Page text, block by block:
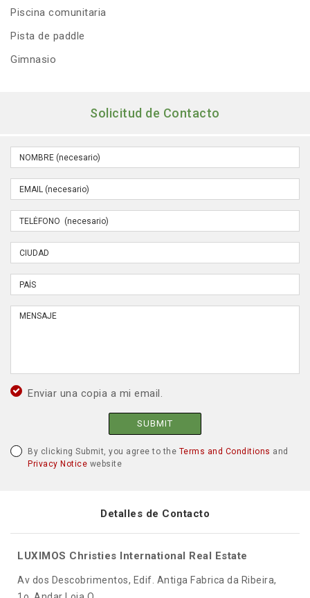
Piscina comunitaria
Pista de paddle
Gimnasio
Solicitud de Contacto
Enviar una copia a mi email.
SUBMIT
By clicking Submit, you agree to the Terms and Conditions and
Privacy Notice website
Detalles de Contacto
LUXIMOS Christies International Real Estate
Av dos Descobrimentos, Edif. Antiga Fabrica da Ribeira,